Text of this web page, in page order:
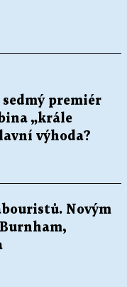
premiér
„krále
výhoda?
Novým